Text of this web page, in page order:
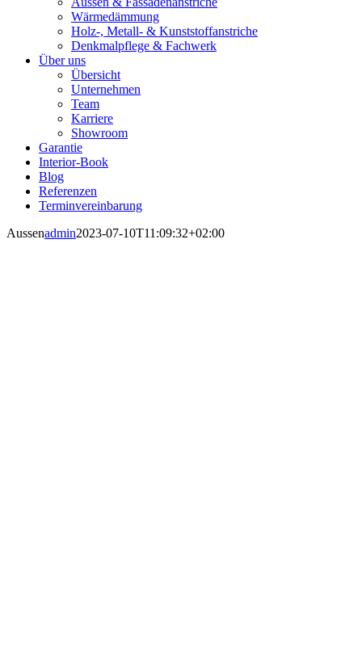
Wärmedämmung
Holz-, Metall- & Kunststoffanstriche
Denkmalpflege & Fachwerk
Über uns
Übersicht
Unternehmen
Team
Karriere
Showroom
Garantie
Interior-Book
Blog
Referenzen
Terminvereinbarung
Aussenadmin2023-07-10T11:09:32+02:00